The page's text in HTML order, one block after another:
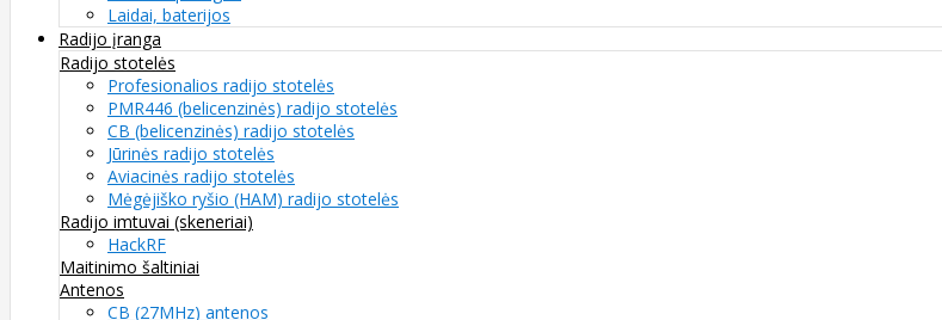
Laidai, baterijos
Radijo įranga
Radijo stotelės
Profesionalios radijo stotelės
PMR446 (belicenzinės) radijo stotelės
CB (belicenzinės) radijo stotelės
Jūrinės radijo stotelės
Aviacinės radijo stotelės
Mėgėjiško ryšio (HAM) radijo stotelės
Radijo imtuvai (skeneriai)
HackRF
Maitinimo šaltiniai
Antenos
CB (27MHz) antenos